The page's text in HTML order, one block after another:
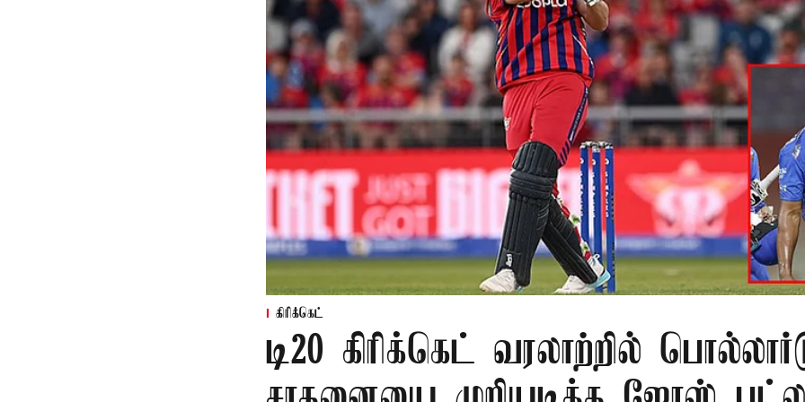
கிரிக்கெட்
டி20 கிரிக்கெட் வரலாற்றில்